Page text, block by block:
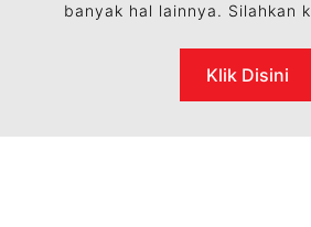
banyak hal lainnya. Silahkan
Klik Disini